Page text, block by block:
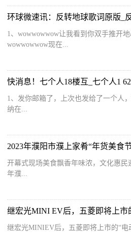
环球微速讯：反转地球歌词原版_
1、wowwowwow让我看到你双手推开
wowwowwow现在...
快消息！七个人18楼互_七个人1 62
1、发你邮箱了，上次也发给了一个人
纳在...
2023年濮阳市濮上家肴“年货美食
开幕式现场美食飘香年味浓，文化惠民
年濮...
继宏光MINIEV后，五菱即将上市的“电